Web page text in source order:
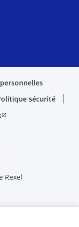
sécurité
open_in_new
Rexel